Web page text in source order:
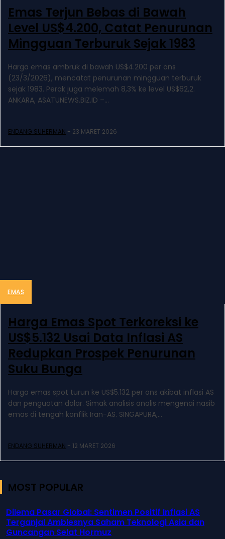
Emas Terjun Bebas di Bawah
Level US$4.200, Catat Penurunan
Mingguan Terburuk Sejak 1983
Harga emas ambruk di bawah US$4.200 per ons
(23/3/2026), mencatat penurunan mingguan terburuk
sejak 1983. Perak juga melemah 8,3% ke level US$62,2.
ANKARA, ASATUNEWS.BIZ.ID –...
ENDANG SUHERMAN - 23 MARET 2026
EMAS
Harga Emas Spot Terkoreksi ke
US$5.132 Usai Data Inflasi AS
Redupkan Prospek Penurunan
Suku Bunga
Harga emas spot turun ke US$5.132 per ons akibat inflasi AS
dan penguatan dolar. Simak analisis analis mengenai nasib
emas di tengah konflik Iran-AS. SINGAPURA,...
ENDANG SUHERMAN - 12 MARET 2026
MOST POPULAR
Dilema Pasar Global: Sentimen Positif Inflasi AS
Terganjal Amblesnya Saham Teknologi Asia dan
Guncangan Selat Hormuz